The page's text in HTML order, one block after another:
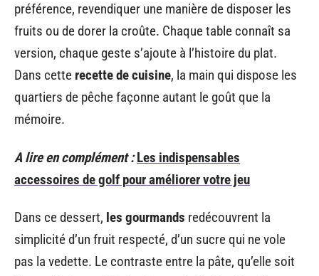
préférence, revendiquer une manière de disposer les
fruits ou de dorer la croûte. Chaque table connaît sa
version, chaque geste s’ajoute à l’histoire du plat.
Dans cette recette de cuisine, la main qui dispose les
quartiers de pêche façonne autant le goût que la
mémoire.
A lire en complément : Les indispensables
accessoires de golf pour améliorer votre jeu
Dans ce dessert, les gourmands redécouvrent la
simplicité d’un fruit respecté, d’un sucre qui ne vole
pas la vedette. Le contraste entre la pâte, qu’elle soit